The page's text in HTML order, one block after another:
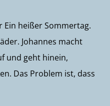
Ein heißer Sommertag.
Johannes macht
und geht hinein,
Das Problem ist, dass